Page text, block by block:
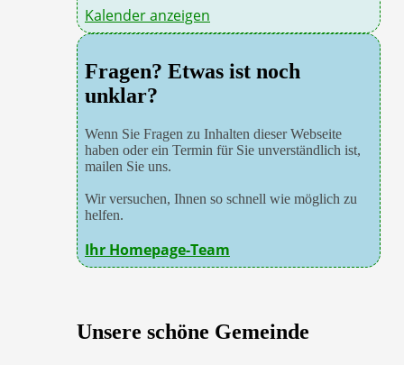
Kalender anzeigen
Fragen? Etwas ist noch
unklar?
Wenn Sie Fragen zu Inhalten dieser Webseite
haben oder ein Termin für Sie unverständlich ist,
mailen Sie uns.
Wir versuchen, Ihnen so schnell wie möglich zu
helfen.
Ihr Homepage-Team
Unsere schöne Gemeinde